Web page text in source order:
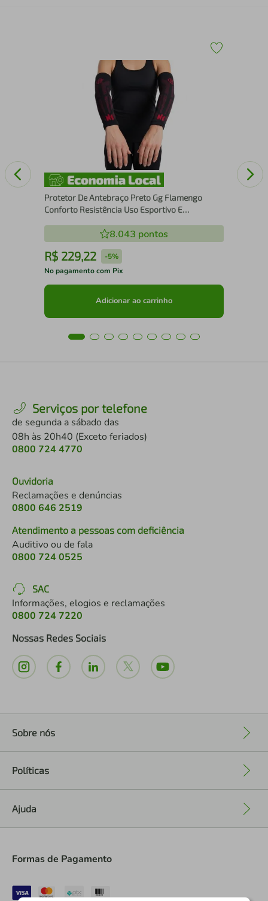
Protetor De Antebraço Preto Gg Flamengo
Conforto Resistência Uso Esportivo E
8.043 pontos
R$ 229,22 -5%
No pagamento com Pix
Adicionar ao carrinho
Serviços por telefone
de segunda a sábado das
08h às 20h40 (Exceto feriados)
0800 724 4770
Ouvidoria
Reclamações e denúncias
0800 646 2519
Atendimento a pessoas com deficiência
Auditivo ou de fala
0800 724 0525
SAC
Informações, elogios e reclamações
0800 724 7220
Nossas Redes Sociais
Sobre nós
Políticas
Ajuda
Formas de Pagamento